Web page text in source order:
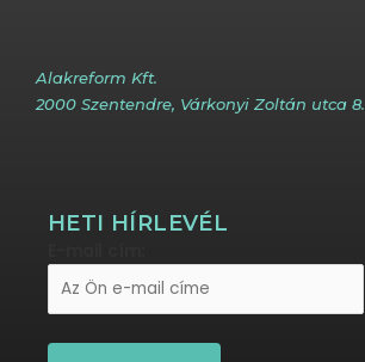
Alakreform Kft.
2000 Szentendre, Várkonyi Zoltán utca 8.
HETI HÍRLEVÉL